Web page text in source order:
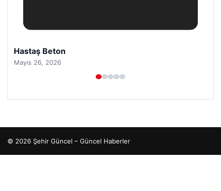
Hastaş Beton
Mayıs 26, 2026
© 2026 Şehir Güncel – Güncel Haberler